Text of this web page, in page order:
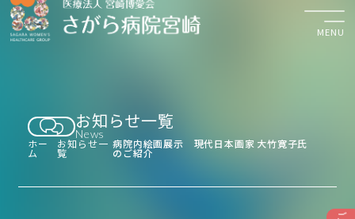
検診・診察のご予約
MENU
お知らせ一覧
News
ホー
ム
お知らせ一
覧
病院内絵画展示 現代日本画家 大竹寛子氏
のご紹介